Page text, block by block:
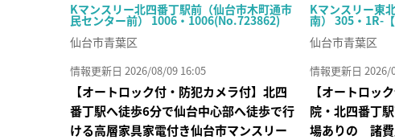
Kマンスリー北四番丁駅前（仙台市木町通市
民センター前） 1006・1006(No.723862)
仙台市青葉区
情報更新日 2026/08/09 16:05
【オートロック付・防犯カメラ付】北四
番丁駅へ徒歩6分で仙台中心部へ徒歩で行
ける高層家具家電付き仙台市マンスリー
Kマンスリー東
南） 305・1R-
仙台市青葉区
情報更新日 2026/
【オートロッ
院・北四番丁
場ありの 諸費